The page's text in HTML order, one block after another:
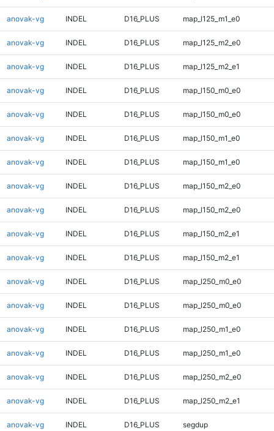
anovak-vg INDEL D16_PLUS map_l125_m1_e0
anovak-vg INDEL D16_PLUS map_l125_m2_e0
anovak-vg INDEL D16_PLUS map_l125_m2_e1
anovak-vg INDEL D16_PLUS map_l150_m0_e0
anovak-vg INDEL D16_PLUS map_l150_m0_e0
anovak-vg INDEL D16_PLUS map_l150_m1_e0
anovak-vg INDEL D16_PLUS map_l150_m1_e0
anovak-vg INDEL D16_PLUS map_l150_m2_e0
anovak-vg INDEL D16_PLUS map_l150_m2_e0
anovak-vg INDEL D16_PLUS map_l150_m2_e1
anovak-vg INDEL D16_PLUS map_l150_m2_e1
anovak-vg INDEL D16_PLUS map_l250_m0_e0
anovak-vg INDEL D16_PLUS map_l250_m0_e0
anovak-vg INDEL D16_PLUS map_l250_m1_e0
anovak-vg INDEL D16_PLUS map_l250_m1_e0
anovak-vg INDEL D16_PLUS map_l250_m2_e0
anovak-vg INDEL D16_PLUS map_l250_m2_e1
anovak-vg INDEL D16_PLUS segdup